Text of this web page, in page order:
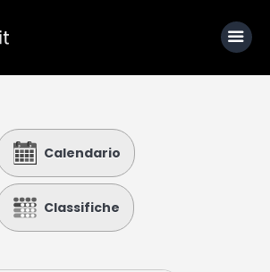
Calendario
Classifiche